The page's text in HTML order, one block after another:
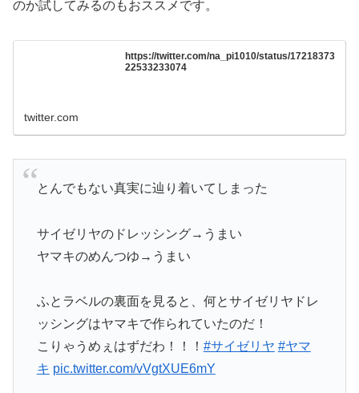
のか試してみるのもおススメです。
https://twitter.com/na_pi1010/status/17218373
22533233074
twitter.com
とんでもない真実に辿り着いてしまった
サイゼリヤのドレッシング→うまい
ヤマキのめんつゆ→うまい
ふとラベルの裏面を見ると、何とサイゼリヤドレ
ッシングはヤマキで作られていたのだ！
こりゃうめぇはずだわ！！！ #サイゼリヤ #ヤマ
キ pic.twitter.com/vVgtXUE6mY